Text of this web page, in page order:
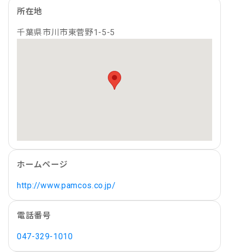
所在地
千葉県市川市東菅野1-5-5
ホームページ
http://www.pamcos.co.jp/
電話番号
047-329-1010